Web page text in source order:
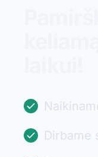
Dirbame